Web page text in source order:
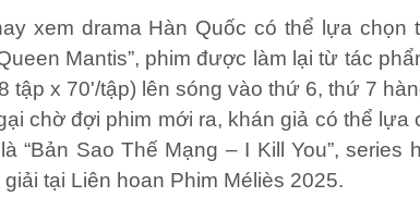
xem drama Hàn Quốc có thể lựa chọn
Mantis”, phim được làm lại từ tác
tập x 70'/tập) lên sóng vào thứ 6, thứ 7
chờ đợi phim mới ra, khán giả có thể lựa
“Bản Sao Thế Mạng – I Kill You”, series
tại Liên hoan Phim Méliès 2025.